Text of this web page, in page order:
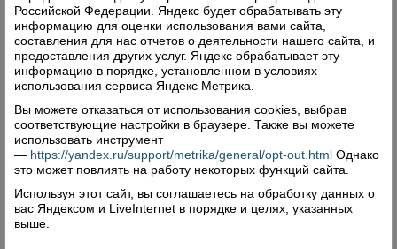
Российской Федерации. Яндекс будет обрабатывать эту
информацию для оценки использования вами сайта,
составления для нас отчетов о деятельности нашего сайта, и
предоставления других услуг. Яндекс обрабатывает эту
информацию в порядке, установленном в условиях
использования сервиса Яндекс Метрика.
Вы можете отказаться от использования cookies, выбрав
соответствующие настройки в браузере. Также вы можете
использовать инструмент
— https://yandex.ru/support/metrika/general/opt-out.html Однако
это может повлиять на работу некоторых функций сайта.
Используя этот сайт, вы соглашаетесь на обработку данных о
вас Яндексом и LiveInternet в порядке и целях, указанных
выше.